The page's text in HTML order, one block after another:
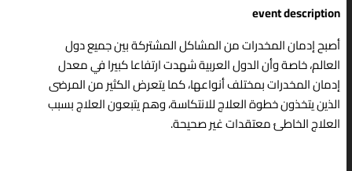
event description
أصبح إدمان المخدرات من المشاكل المشتركة بين جميع دول
العالم، خاصة وأن الدول العربية شهدت ارتفاعا كبيرا في معدل
إدمان المخدرات بمختلف أنواعها، كما يتعرض الكثير من المرضى
الذين يتخذون خطوة العلاج للانتكاسة، وهم يتبعون العلاج بسبب
العلاج الخاطئ معتقدات غير صحيحة.